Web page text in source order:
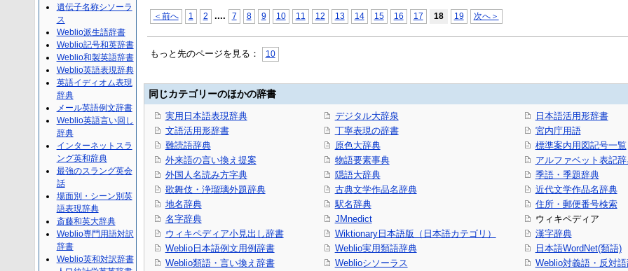
＜前へ 1 2 .... 7 8 9 10 11 12 13 14 15 16 17 18 19 次へ＞
もっと先のページを見る： 10
同じカテゴリーのほかの辞書
実用日本語表現辞典
文語活用形辞書
難読語辞典
外来語の言い換え提案
外国人名読み方字典
歌舞伎・浄瑠璃外題辞典
地名辞典
名字辞典
ウィキペディア小見出し辞書
Weblio日本語例文用例辞書
Weblio類語・言い換え辞書
デジタル大辞泉
丁寧表現の辞書
原色大辞典
物語要素事典
隠語大辞典
古典文学作品名辞典
駅名辞典
JMnedict
Wiktionary日本語版（日本語カテゴリ）
Weblio実用類語辞典
Weblioシソーラス
日本語活用形辞書
宮内庁用語
標準案内用図記号一覧
アルファベット表記
季語・季題辞典
近代文学作品名辞典
住所・郵便番号検索
ウィキペディア
漢字辞典
日本語WordNet(類語)
Weblio対義語・反対
遺伝子名称シソーラ
ス
Weblio派生語辞書
Weblio記号和英辞書
Weblio和製英語辞書
Weblio英語表現辞典
英語イディオム表現
辞典
メール英語例文辞書
Weblio英語言い回し
辞典
インターネットスラ
ング英和辞典
最強のスラング英会
話
場面別・シーン別英
語表現辞典
斎藤和英大辞典
Weblio専門用語対訳
辞書
Weblio英和対訳辞書